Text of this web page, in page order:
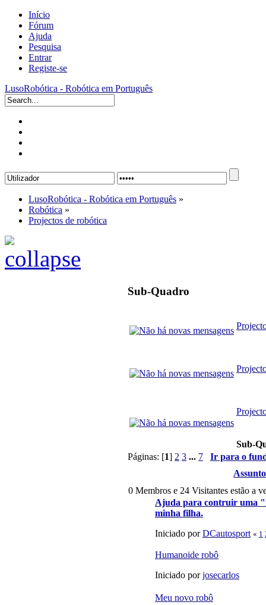
Início
Fórum
Ajuda
Pesquisa
Entrar
Registe-se
LusoRobótica - Robótica em Português
LusoRobótica - Robótica em Português »
Robótica »
Projectos de robótica
Sub-Quadro
Sub-
Páginas: [1] 2 3 ... 7
Ir para o
Assunto
0 Membros e 24 Visitantes estão a
Ajuda para contruir uma
minha filha.
Iniciado porDCautosport « 1
Humanoide robô
Iniciado porjosecarlos
Meu novo robô